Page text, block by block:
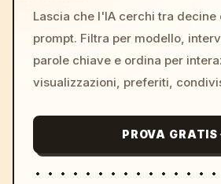
Lascia che l'IA cerchi tra
prompt. Filtra per modello,
parole chiave e ordina per
visualizzazioni, preferiti,
PROVA GRATIS